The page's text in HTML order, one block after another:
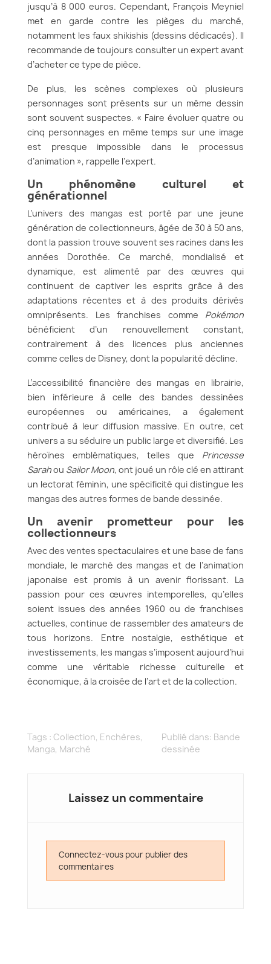
jusqu’à 8 000 euros. Cependant, François Meyniel
met en garde contre les pièges du marché,
notamment les faux shikishis (dessins dédicacés). Il
recommande de toujours consulter un expert avant
d’acheter ce type de pièce.
De plus, les scènes complexes où plusieurs
personnages sont présents sur un même dessin
sont souvent suspectes. « Faire évoluer quatre ou
cinq personnages en même temps sur une image
est presque impossible dans le processus
d’animation », rappelle l’expert.
Un phénomène culturel et
générationnel
L’univers des mangas est porté par une jeune
génération de collectionneurs, âgée de 30 à 50 ans,
dont la passion trouve souvent ses racines dans les
années Dorothée. Ce marché, mondialisé et
dynamique, est alimenté par des œuvres qui
continuent de captiver les esprits grâce à des
adaptations récentes et à des produits dérivés
omniprésents. Les franchises comme Pokémon
bénéficient d’un renouvellement constant,
contrairement à des licences plus anciennes
comme celles de Disney, dont la popularité décline.
L’accessibilité financière des mangas en librairie,
bien inférieure à celle des bandes dessinées
européennes ou américaines, a également
contribué à leur diffusion massive. En outre, cet
univers a su séduire un public large et diversifié. Les
héroïnes emblématiques, telles que Princesse
Sarahou Sailor Moon, ont joué un rôle clé en attirant
un lectorat féminin, une spécificité qui distingue les
mangas des autres formes de bande dessinée.
Un avenir prometteur pour les
collectionneurs
Avec des ventes spectaculaires et une base de fans
mondiale, le marché des mangas et de l’animation
japonaise est promis à un avenir florissant. La
passion pour ces œuvres intemporelles, qu’elles
soient issues des années 1960 ou de franchises
actuelles, continue de rassembler des amateurs de
tous horizons. Entre nostalgie, esthétique et
investissements, les mangas s’imposent aujourd’hui
comme une véritable richesse culturelle et
économique, à la croisée de l’art et de la collection.
Tags : Collection, Enchères,
Manga, Marché
Publié dans: Bande
dessinée
Laissez un commentaire
Connectez-vous pour publier des
commentaires